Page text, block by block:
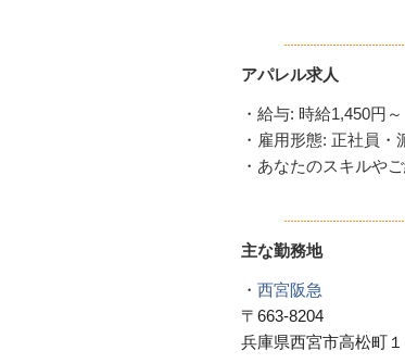
アパレル求人
・給与: 時給1,450円～
・雇用形態: 正社員・
・あなたのスキルや
主な勤務地
・ 西宮阪急
〒663-8204
兵庫県西宮市高松町１